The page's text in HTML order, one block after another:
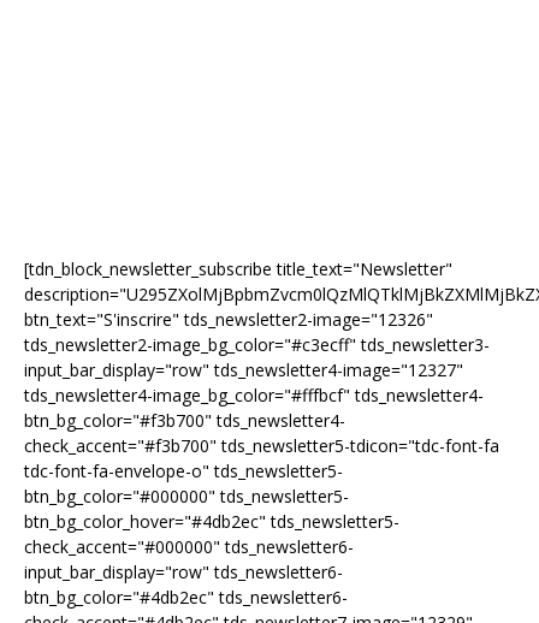
[tdn_block_newsletter_subscribe title_text="Newsletter"
btn_text="S'inscrire" tds_newsletter2-image="12326"
tds_newsletter2-image_bg_color="#c3ecff" tds_newsletter3-
input_bar_display="row" tds_newsletter4-image="12327"
tds_newsletter4-image_bg_color="#fffbcf" tds_newsletter4-
btn_bg_color="#f3b700" tds_newsletter4-
check_accent="#f3b700" tds_newsletter5-tdicon="tdc-font-fa
tdc-font-fa-envelope-o" tds_newsletter5-
btn_bg_color="#000000" tds_newsletter5-
btn_bg_color_hover="#4db2ec" tds_newsletter5-
check_accent="#000000" tds_newsletter6-
input_bar_display="row" tds_newsletter6-
btn_bg_color="#4db2ec" tds_newsletter6-